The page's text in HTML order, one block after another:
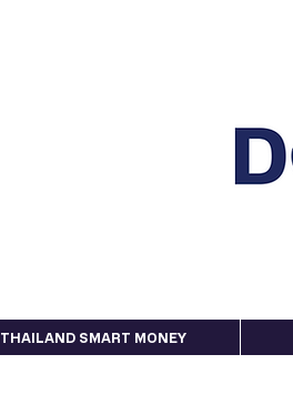
THAILAND SMART MONEY